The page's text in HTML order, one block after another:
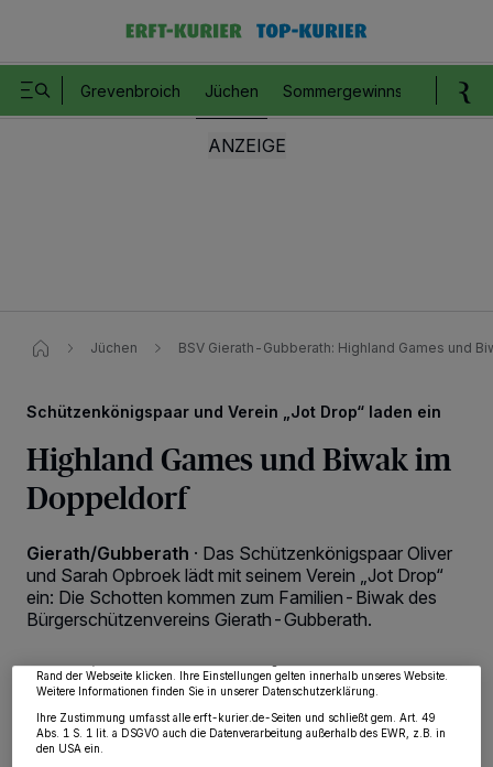
Grevenbroich Jüchen Sommergewinnspiel
Jüchen BSV Gierath-Gubberath: Highland Games und
Schützenkönigspaar und Verein „Jot Drop“ laden ein
Highland Games und Biwak im
Doppeldorf
Gierath/Gubberath · Das Schützenkönigspaar Oliver
und Sarah Opbroek lädt mit seinem Verein „Jot Drop“
ein: Die Schotten kommen zum Familien-Biwak des
Bürgerschützenvereins Gierath-Gubberath.
27.05.2024 , 08:00 Uhr Eine Minute Lesezeit
Wir und unsere218-Partner speichern und greifen auf personenbezogene Daten
wie Browserdaten oder eindeutige Kennungen auf Ihrem Gerät zu. Durch Auswahl
von OK aktivieren Sie Tracking-Technologien für die unter „Wir und unsere
Partner verarbeiten Daten, um Ihnen Dienste bereitzustellen“ aufgeführten
Zwecke. Wenn Tracker deaktiviert sind, sind manche Inhalte und Anzeigen
möglicherweise nicht mehr so relevant für Sie. Sie können dieses Menü jederzeit
Rand der Webseite klicken. Ihre Einstellungen gelten innerhalb unseres Website.
Weitere Informationen finden Sie in unserer Datenschutzerklärung.
Ihre Zustimmung umfasst alle erft-kurier.de-Seiten und schließt gem. Art. 49
Abs. 1 S. 1 lit. a DSGVO auch die Datenverarbeitung außerhalb des EWR, z.B. in
den USA ein.